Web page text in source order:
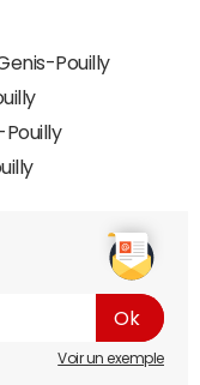
Pouilly
Voir un exemple